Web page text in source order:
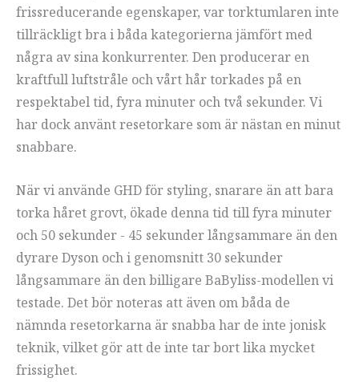
frissreducerande egenskaper, var torktumlaren inte
tillräckligt bra i båda kategorierna jämfört med
några av sina konkurrenter. Den producerar en
kraftfull luftstråle och vårt hår torkades på en
respektabel tid, fyra minuter och två sekunder. Vi
har dock använt resetorkare som är nästan en minut
snabbare.
När vi använde GHD för styling, snarare än att bara
torka håret grovt, ökade denna tid till fyra minuter
och 50 sekunder - 45 sekunder långsammare än den
dyrare Dyson och i genomsnitt 30 sekunder
långsammare än den billigare BaByliss-modellen vi
testade. Det bör noteras att även om båda de
nämnda resetorkarna är snabba har de inte jonisk
teknik, vilket gör att de inte tar bort lika mycket
frissighet.